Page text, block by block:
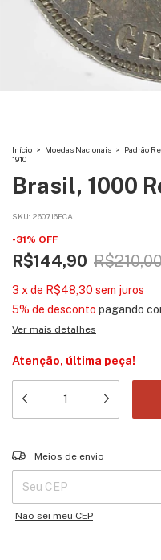
Início > Moedas Nacionais > Padrão
1910
Brasil, 1000
SKU: 260716ECA
-31% OFF
R$144,90
3 x de R$48,30 sem juros
5% de desconto pagando
Ver mais detalhes
Atenção, última peça!
Entregas para o CEP:
Meios de envio
Não sei meu CEP